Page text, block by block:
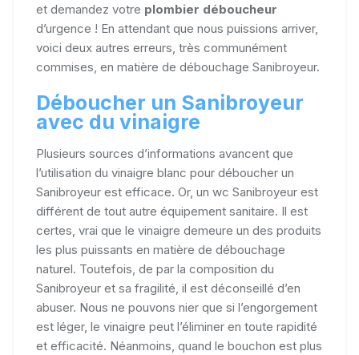
et demandez votre plombier déboucheur
d’urgence ! En attendant que nous puissions arriver,
voici deux autres erreurs, très communément
commises, en matière de débouchage Sanibroyeur.
Déboucher un Sanibroyeur
avec du vinaigre
Plusieurs sources d’informations avancent que
l’utilisation du vinaigre blanc pour déboucher un
Sanibroyeur est efficace. Or, un wc Sanibroyeur est
différent de tout autre équipement sanitaire. Il est
certes, vrai que le vinaigre demeure un des produits
les plus puissants en matière de débouchage
naturel. Toutefois, de par la composition du
Sanibroyeur et sa fragilité, il est déconseillé d’en
abuser. Nous ne pouvons nier que si l’engorgement
est léger, le vinaigre peut l’éliminer en toute rapidité
et efficacité. Néanmoins, quand le bouchon est plus